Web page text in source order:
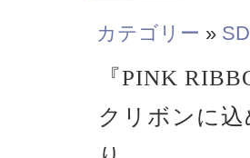
カテゴリー »
『PINK
クリボンに